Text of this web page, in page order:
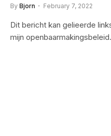
By Bjorn February 7, 2022
Dit bericht kan gelieerde
mijn